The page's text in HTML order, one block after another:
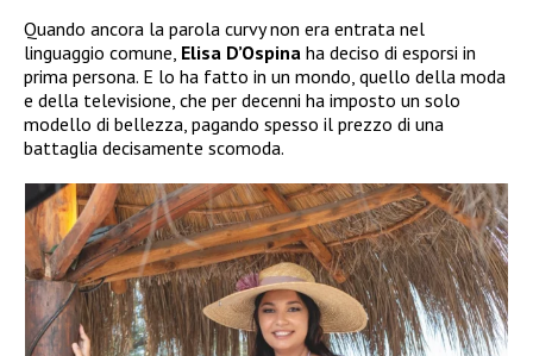
Quando ancora la parola curvy non era entrata nel
linguaggio comune, Elisa D’Ospina ha deciso di esporsi in
prima persona. E lo ha fatto in un mondo, quello della moda
e della televisione, che per decenni ha imposto un solo
modello di bellezza, pagando spesso il prezzo di una
battaglia decisamente scomoda.